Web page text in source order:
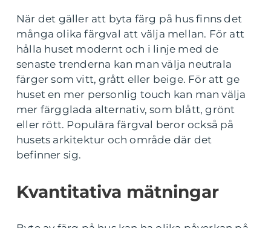
När det gäller att byta färg på hus finns det
många olika färgval att välja mellan. För att
hålla huset modernt och i linje med de
senaste trenderna kan man välja neutrala
färger som vitt, grått eller beige. För att ge
huset en mer personlig touch kan man välja
mer färgglada alternativ, som blått, grönt
eller rött. Populära färgval beror också på
husets arkitektur och område där det
befinner sig.
Kvantitativa mätningar